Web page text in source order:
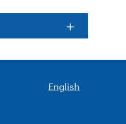
English